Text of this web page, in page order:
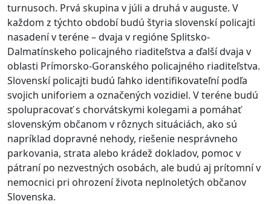
turnusoch. Prvá skupina v júli a druhá v auguste. V
každom z týchto období budú štyria slovenskí policajti
nasadení v teréne – dvaja v regióne Splitsko-
Dalmatínskeho policajného riaditeľstva a ďalší dvaja v
oblasti Prímorsko-Goranského policajného riaditeľstva.
Slovenskí policajti budú ľahko identifikovateľní podľa
svojich uniforiem a označených vozidiel. V teréne budú
spolupracovať s chorvátskymi kolegami a pomáhať
slovenským občanom v rôznych situáciách, ako sú
napríklad dopravné nehody, riešenie nesprávneho
parkovania, strata alebo krádež dokladov, pomoc v
pátraní po nezvestných osobách, ale budú aj prítomní v
nemocnici pri ohrození života neplnoletých občanov
Slovenska.